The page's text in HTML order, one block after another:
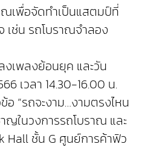
เพื่อจัดทำเป็นแสตมป์ที่
เช่น รถโบราณจำลอง
เพลงย้อนยุค และวัน
เวลา 14.30-16.00 น.
“รถจะงาม…งามตรงไหน
ญในวงการรถโบราณ และ
ชั้น G ศูนย์การค้าฟิว